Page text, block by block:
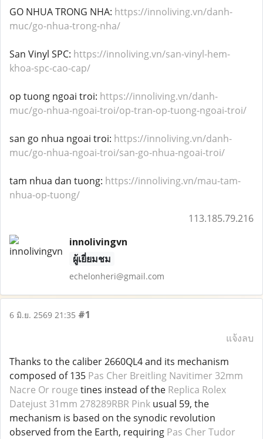
GO NHUA TRONG NHA: https://innoliving.vn/danh-
muc/go-nhua-trong-nha/
San Vinyl SPC: https://innoliving.vn/san-vinyl-hem-
khoa-spc-cao-cap/
op tuong ngoai troi: https://innoliving.vn/danh-
muc/go-nhua-ngoai-troi/op-tran-op-tuong-ngoai-troi/
san go nhua ngoai troi: https://innoliving.vn/danh-
muc/go-nhua-ngoai-troi/san-go-nhua-ngoai-troi/
tam nhua dan tuong: https://innoliving.vn/mau-tam-
nhua-op-tuong/
113.185.79.216
innolivingvn
ผู้เยี่ยมชม
echelonheri@gmail.com
6 มิ.ย. 2569 21:35 #1
แจ้งลบ
Thanks to the caliber 2660QL4 and its mechanism
composed of 135 Pas Cher Breitling Navitimer 32mm
Nacre Or rouge tines instead of the Replica Rolex
Datejust 31mm 278289RBR Pink usual 59, the
mechanism is based on the synodic revolution
observed from the Earth, requiring Pas Cher Tudor